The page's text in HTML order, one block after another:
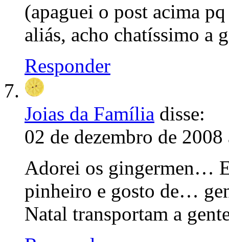
(apaguei o post acima
aliás, acho chatíssimo a
Responder
Joias da Família disse:
02 de dezembro de 2008
Adorei os gingermen…
pinheiro e gosto de…
Natal transportam a